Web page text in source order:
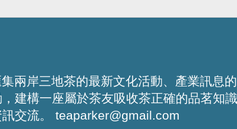
兩岸三地茶的最新文化活動、產業訊息
建構一座屬於茶友吸收茶正確的品茗知
交流。 teaparker@gmail.com